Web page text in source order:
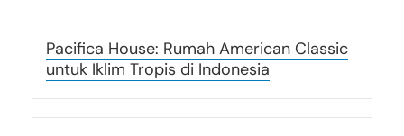
Pacifica House: Rumah American Classic
untuk Iklim Tropis di Indonesia